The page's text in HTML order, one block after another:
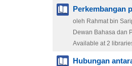
Perkembangan
oleh Rahmat bin
Dewan Bahasa dan
Available at 2
Hubungan